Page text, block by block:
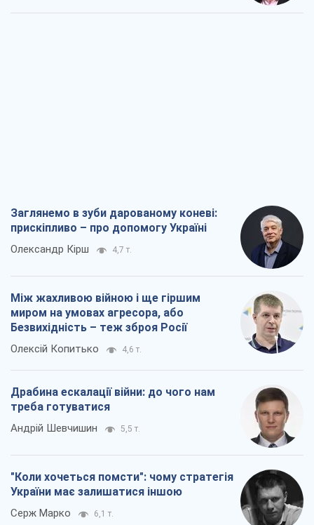
Заглянемо в зуби дарованому коневі:
прискіпливо – про допомогу Україні
Олександр Кірш 4,7 т.
Між жахливою війною і ще гіршим
миром на умовах агресора, або
Безвихідність – теж зброя Росії
Олексій Копитько 4,6 т.
Драбина ескалації війни: до чого нам
треба готуватися
Андрій Шевчишин 5,5 т.
"Коли хочеться помсти": чому стратегія
України має залишатися іншою
Серж Марко 6,1 т.